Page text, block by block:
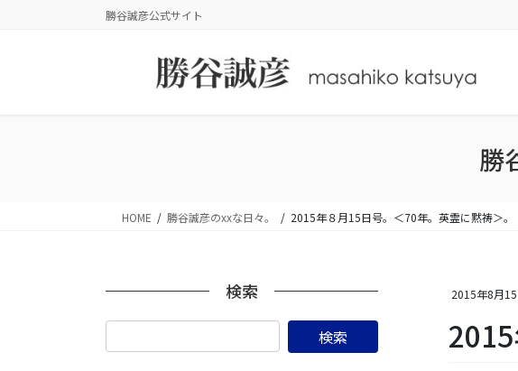
勝谷誠彦公式サイト
勝
HOME 勝谷誠彦のxxな日々。 2015年８月15日号。＜70年。英霊に黙祷＞。
2015年8月
検索